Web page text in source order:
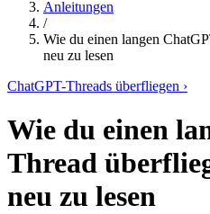
Anleitungen
/
Wie du einen langen
neu zu lesen
ChatGPT-Threads überfliegen ›
Wie du einen
Thread
neu zu lesen